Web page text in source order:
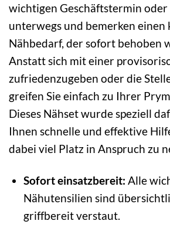
wichtigen Geschäftstermin
unterwegs und bemerken einen
Nähbedarf, der sofort behoben
Anstatt sich mit einer
zufriedenzugeben oder die
greifen Sie einfach zu Ihrer Prym
Dieses Nähset wurde speziell
Ihnen schnelle und effektive
dabei viel Platz in Anspruch zu
Sofort einsatzbereit: Alle
Nähutensilien sind
griffbereit verstaut.